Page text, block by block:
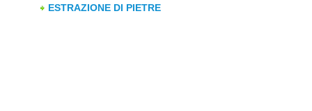
ESTRAZIONE DI PIETRE